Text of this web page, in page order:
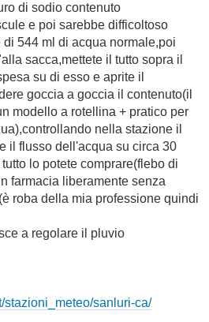
di sodio contenuto
e poi sarebbe difficoltoso
544 ml di acqua normale,poi
sacca,mettete il tutto sopra il
su di esso e aprite il
goccia a goccia il contenuto(il
modello a rotellina + pratico per
nella stazione il
il flusso dell'acqua su circa 30
lo potete comprare(flebo di
farmacia liberamente senza
roba della mia professione quindi
a regolare il pluvio
stazioni_meteo/sanluri-ca/